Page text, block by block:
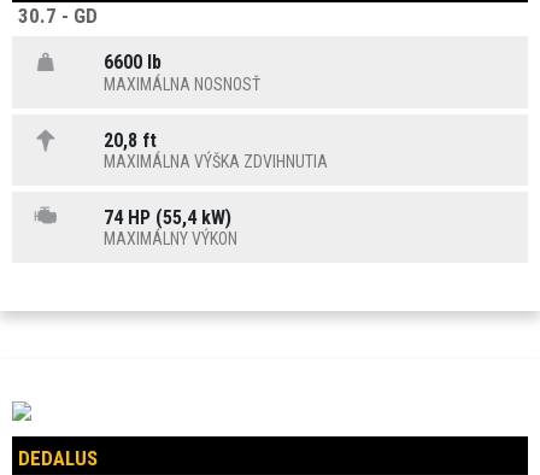
30.7 - GD
6600 lb
MAXIMÁLNA NOSNOSŤ
20,8 ft
MAXIMÁLNA VÝŠKA ZDVIHNUTIA
74 HP (55,4 kW)
MAXIMÁLNY VÝKON
DEDALUS